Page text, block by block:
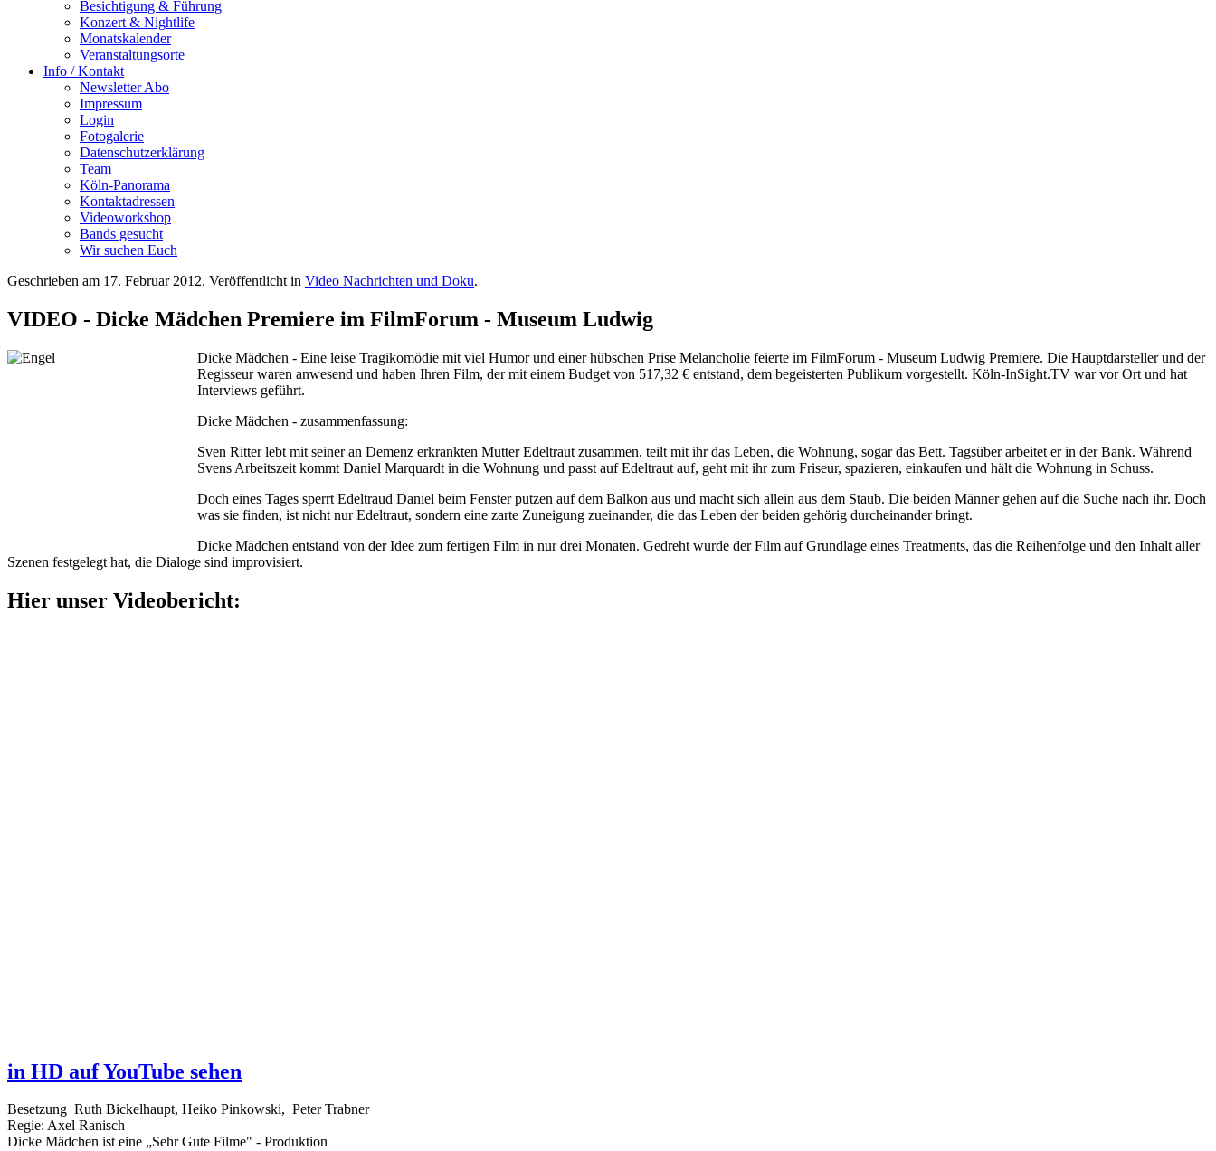
Besichtigung & Führung
Konzert & Nightlife
Monatskalender
Veranstaltungsorte
Info / Kontakt
Newsletter Abo
Impressum
Login
Fotogalerie
Datenschutzerklärung
Team
Köln-Panorama
Kontaktadressen
Videoworkshop
Bands gesucht
Wir suchen Euch
Geschrieben am 17. Februar 2012. Veröffentlicht in Video Nachrichten und Doku.
VIDEO - Dicke Mädchen Premiere im FilmForum - Museum Ludwig
Dicke Mädchen - Eine leise Tragikomödie mit viel Humor und einer hübschen Prise Melancholie feierte im FilmForum - Museum Ludwig Premiere. Die Hauptdarsteller und der
Regisseur waren anwesend und haben Ihren Film, der mit einem Budget von 517,32 € entstand, dem begeisterten Publikum vorgestellt. Köln-InSight.TV war vor Ort und hat
Interviews geführt.
Dicke Mädchen - zusammenfassung:
Sven Ritter lebt mit seiner an Demenz erkrankten Mutter Edeltraut zusammen, teilt mit ihr das Leben, die Wohnung, sogar das Bett. Tagsüber arbeitet er in der Bank. Während
Svens Arbeitszeit kommt Daniel Marquardt in die Wohnung und passt auf Edeltraut auf, geht mit ihr zum Friseur, spazieren, einkaufen und hält die Wohnung in Schuss.
Doch eines Tages sperrt Edeltraud Daniel beim Fenster putzen auf dem Balkon aus und macht sich allein aus dem Staub. Die beiden Männer gehen auf die Suche nach ihr. Doch
was sie finden, ist nicht nur Edeltraut, sondern eine zarte Zuneigung zueinander, die das Leben der beiden gehörig durcheinander bringt.
Dicke Mädchen entstand von der Idee zum fertigen Film in nur drei Monaten. Gedreht wurde der Film auf Grundlage eines Treatments, das die Reihenfolge und den Inhalt aller
Szenen festgelegt hat, die Dialoge sind improvisiert.
Hier unser Videobericht:
in HD auf YouTube sehen
Besetzung Ruth Bickelhaupt, Heiko Pinkowski, Peter Trabner
Regie: Axel Ranisch
Dicke Mädchen ist eine „Sehr Gute Filme" - Produktion